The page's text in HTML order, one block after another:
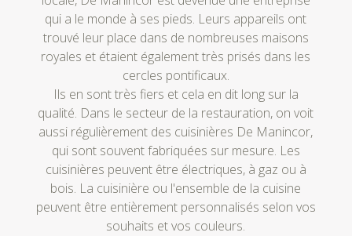
qui a le monde à ses pieds. Leurs appareils ont
trouvé leur place dans de nombreuses maisons
royales et étaient également très prisés dans les
cercles pontificaux.
Ils en sont très fiers et cela en dit long sur la
qualité. Dans le secteur de la restauration, on voit
aussi régulièrement des cuisinières De Manincor,
qui sont souvent fabriquées sur mesure. Les
cuisinières peuvent être électriques, à gaz ou à
bois. La cuisinière ou l'ensemble de la cuisine
peuvent être entièrement personnalisés selon vos
souhaits et vos couleurs.